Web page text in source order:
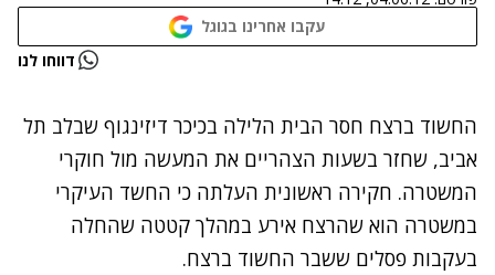
עקבו אחרינו בגוגל
נתקלנו בבעיה דווחו לנו
החשוד ברצח חסר הבית הלילה בכיכר דיזינגוף שבלב תל
אביב, שחזר בשעות הצהריים את המעשה מול חוקרי
המשטרה. חקירה ראשונית העלתה כי החשד העיקרי
במשטרה הוא שהרצח אירע במהלך קטטה שהחלה
בעקבות פסלים ששבר החשוד ברצח.